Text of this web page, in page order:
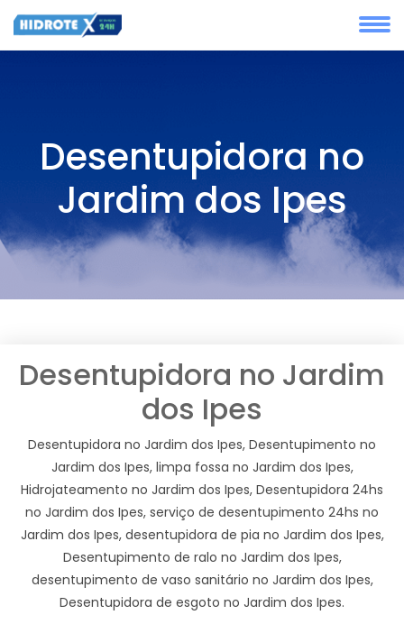
Desentupidora no
Jardim dos Ipes
Desentupidora no Jardim
dos Ipes
Desentupidora no Jardim dos Ipes, Desentupimento no
Jardim dos Ipes, limpa fossa no Jardim dos Ipes,
Hidrojateamento no Jardim dos Ipes, Desentupidora 24hs
no Jardim dos Ipes, serviço de desentupimento 24hs no
Jardim dos Ipes, desentupidora de pia no Jardim dos Ipes,
Desentupimento de ralo no Jardim dos Ipes,
desentupimento de vaso sanitário no Jardim dos Ipes,
Desentupidora de esgoto no Jardim dos Ipes.